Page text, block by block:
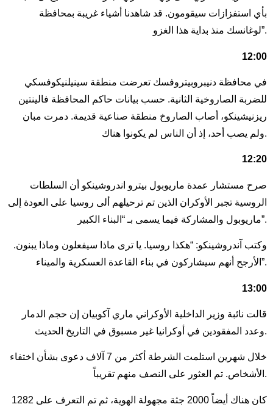
بأي استفزازات سيقومون. قد شاهدنا أشياء غريبة بمحافظة
لوغانسك منذ بداية هذا الغزو”.
12:00
في محافظة دنيبروبيتروفسك تعرضت منطقة سينيلنيكوفسكي
للضربة الصاروخية الثانية. حسب بيانات حاكم المحافظة فالينتين
ريزنيشينكو، أصاب الصاروخ منطقة صناعية قديمة. دمرت مبان
ولم يصب أحد، إذ أن الناس لم يكونوا هناك.
12:20
صرح مستشار عمدة ماريوبول بيترو اندروشينكو أن السلطات
الروسية تجبر الأوكران الذين تم ترحيلهم ألى روسيا على العودة إلى
ماريوبول والمشاركة فيما يسمى بـ “البناء الكبير”.
وكتب آندروشينكو: “هكذا روسيا. يا ترى ماذا سيفعلون وماذا يبنون.
الأرجح أنهم سيشاركون في بناء القاعدة العسكرية والميناء”.
13:00
قالت نائبة وزير الداخلية الأوكراني ماري آكوبيان إن حجم الدمار
وعدد المفقودين في أوكرانيا غير مسبوق في التاريخ الحديث.
خلال شهرين استلمت الشرطة أكثر من 7 آلاف دعوى بشأن اختفاء
الأشخاص. تم العثور على النصف منهم تقريباً.
كان هناك أيضاً 2000 جثة مجهولة الهوية، ثم تم التعرف على 1282